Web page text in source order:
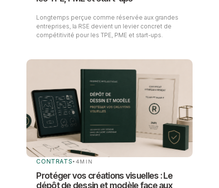
Longtemps perçue comme réservée aux grandes
entreprises, la RSE devient un levier concret de
compétitivité pour les TPE, PME et start-ups.
CONTRATS• 4MIN
Protéger vos créations visuelles : Le
dépôt de dessin et modèle face aux